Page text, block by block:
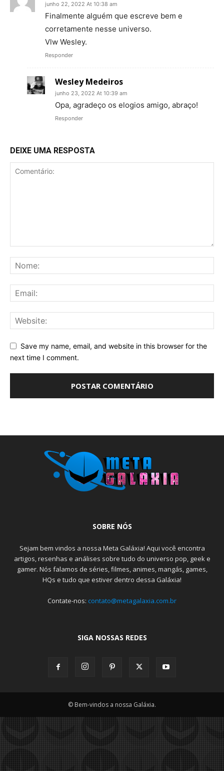
junho 22, 2022 At 10:38 am
Finalmente alguém que escreve bem e
corretamente nesse universo.
Vlw Wesley.
Responder
Wesley Medeiros
junho 23, 2022 At 10:39 am
Opa, agradeço os elogios amigo, abraço!
Responder
DEIXE UMA RESPOSTA
Save my name, email, and website in this browser for the
next time I comment.
SOBRE NÓS
Sejam bem vindos a nossa Meta Galáxia! Aqui você encontra
artigos, resenhas e análises sobre tudo do universo pop, geek e
gamer. Nós falamos de séries, filmes, animes, mangás, games,
HQs e tudo que estiver dentro dessa Galáxia!
Contate-nos: contato@metagalaxia.com.br
SIGA NOSSAS REDES
© Bem-vindos a nossa Galáxia.